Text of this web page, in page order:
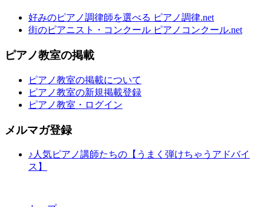
好みのピアノ調律師を選べる ピアノ調律.net
街のピアニスト・コンクール ピアノコンクール.net
ピアノ教室の掲載
ピアノ教室の掲載について
ピアノ教室の新規掲載登録
ピアノ教室・ログイン
メルマガ登録
♪人気ピアノ講師たちの【うまく弾けちゃうアドバイ
ス】